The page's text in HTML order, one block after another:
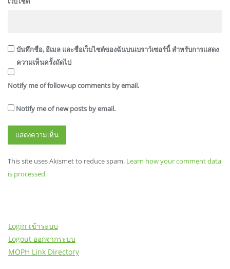
บันทึกชื่อ, อีเมล และชื่อเว็บไซต์ของฉันบนเบราว์เซอร์นี้ สำหรับการแสดง
ความเห็นครั้งถัดไป
Notify me of follow-up comments by email.
Notify me of new posts by email.
This site uses Akismet to reduce spam. Learn how your comment data
is processed.
Login เข้าระบบ
Logout ออกจากระบบ
MOPH Link Directory